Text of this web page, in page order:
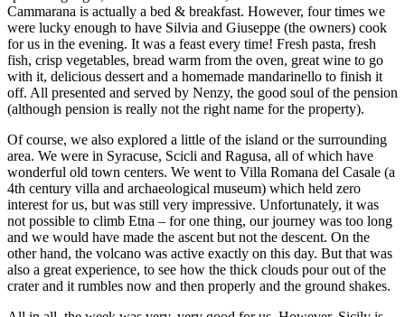
Cammarana is actually a bed & breakfast. However, four times we
were lucky enough to have Silvia and Giuseppe (the owners) cook
for us in the evening. It was a feast every time! Fresh pasta, fresh
fish, crisp vegetables, bread warm from the oven, great wine to go
with it, delicious dessert and a homemade mandarinello to finish it
off. All presented and served by Nenzy, the good soul of the pension
(although pension is really not the right name for the property).
Of course, we also explored a little of the island or the surrounding
area. We were in Syracuse, Scicli and Ragusa, all of which have
wonderful old town centers. We went to Villa Romana del Casale (a
4th century villa and archaeological museum) which held zero
interest for us, but was still very impressive. Unfortunately, it was
not possible to climb Etna – for one thing, our journey was too long
and we would have made the ascent but not the descent. On the
other hand, the volcano was active exactly on this day. But that was
also a great experience, to see how the thick clouds pour out of the
crater and it rumbles now and then properly and the ground shakes.